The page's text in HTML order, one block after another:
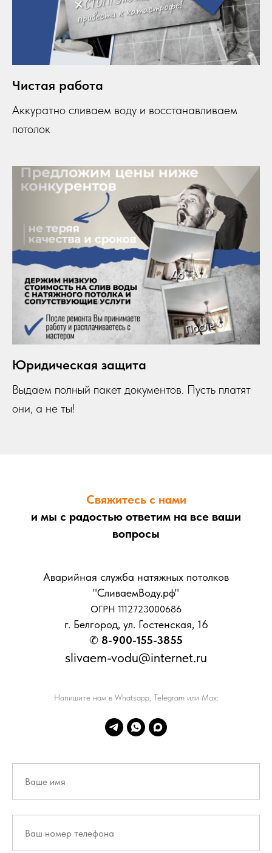
Чистая работа
Аккуратно сливаем воду и восстанавливаем
потолок
Юридическая защита
Выдаем полный пакет документов. Пусть платят
они, а не ты!
Свяжитесь с нами
и мы с радостью ответим на все ваши
вопросы
Аварийная служба натяжных потолков
"СливаемВоду.рф"
ОГРН 1112723000686
г. Белгород, ул. Гостенская, 16
✆ 8-900-155-3855
slivaem-vodu@internet.ru
Напишите нам в Whatsapp, Telegram или Max: